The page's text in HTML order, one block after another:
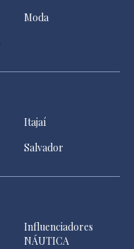
Moda
Itajaí
Salvador
Influenciadores
NÁUTICA